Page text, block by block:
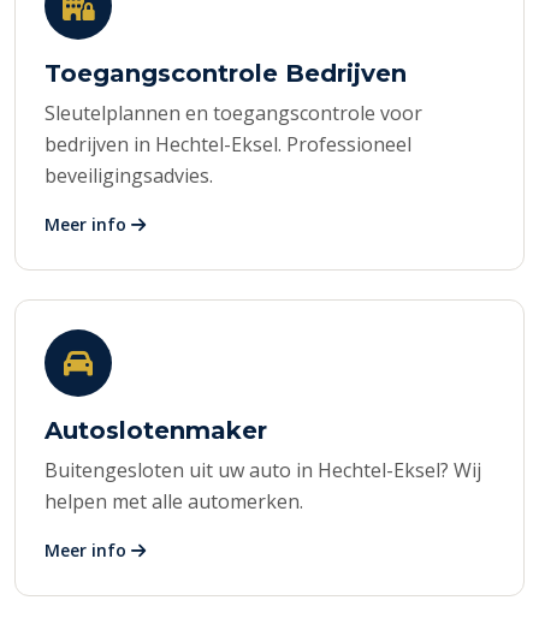
Toegangscontrole Bedrijven
Sleutelplannen en toegangscontrole voor
bedrijven in Hechtel-Eksel. Professioneel
beveiligingsadvies.
Meer info
Autoslotenmaker
Buitengesloten uit uw auto in Hechtel-Eksel? Wij
helpen met alle automerken.
Meer info